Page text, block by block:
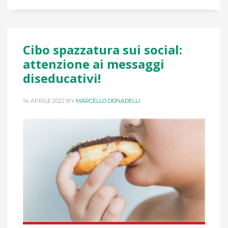
Cibo spazzatura sui social:
attenzione ai messaggi
diseducativi!
14 APRILE 2022 BY MARCELLO DONADELLI